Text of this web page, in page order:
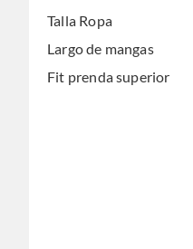
Talla Ropa
Largo de mangas
Fit prenda superior